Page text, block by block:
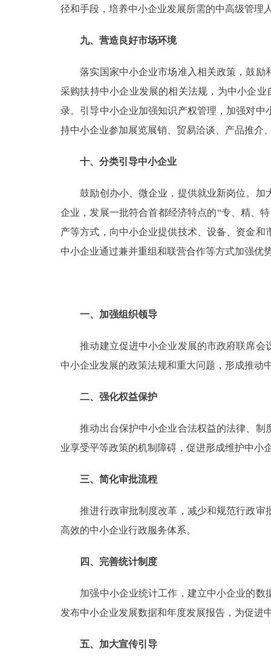
径和手段，培养中小企业发展所需的中高级管理
九、营造良好市场环境
落实国家中小企业市场准入相关政策，鼓励
采购扶持中小企业发展的相关法规，为中小企
录。引导中小企业加强知识产权管理，加强对
持中小企业参加展览展销、贸易洽谈、产品推介
十、分类引导中小企业
鼓励创办小、微企业，提供就业新岗位。加
企业，发展一批符合首都经济特点的“专、精、
产等方式，向中小企业提供技术、设备、资金
中小企业通过兼并重组和联营合作等方式加强优
一、加强组织领导
推动建立促进中小企业发展的市政府联席会
中小企业发展的政策法规和重大问题，形成推动
二、强化权益保护
推动出台保护中小企业合法权益的法律、制
业享受平等政策的机制障碍，促进形成维护中小
三、简化审批流程
推进行政审批制度改革，减少和规范行政审
高效的中小企业行政服务体系。
四、完善统计制度
加强中小企业统计工作，建立中小企业的数
发布中小企业发展数据和年度发展报告，为促进
五、加大宣传引导